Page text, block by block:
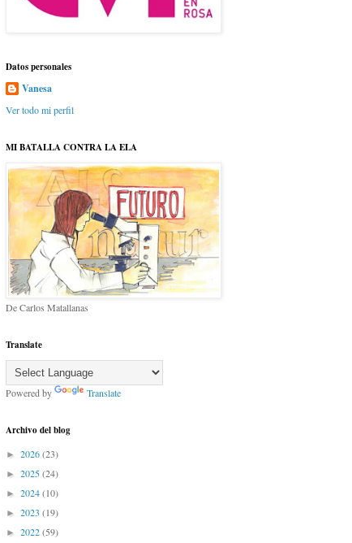
Datos personales
Vanesa
Ver todo mi perfil
MI BATALLA CONTRA LA ELA
De Carlos Matallanas
Translate
Powered by Translate
Archivo del blog
► 2026(23)
► 2025(24)
► 2024(10)
► 2023 (19)
► 2022(59)